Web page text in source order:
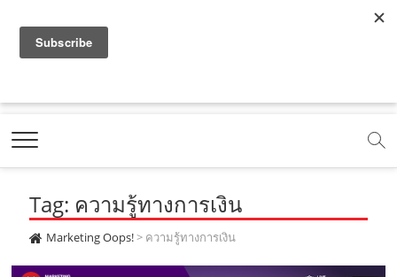
a
e
b
o
o
k
.
o
t
b
e
.
c
.
o
e
m
e
t
g
r
a
m
t
k
.
c
o
Marketing Oops!
DIGITAL | CREATIVE | ADVERTISING | CAMPAIGN |
Tag: ความรู้ทางการเงิน
Marketing Oops!> ความรู้ทางการเงิน